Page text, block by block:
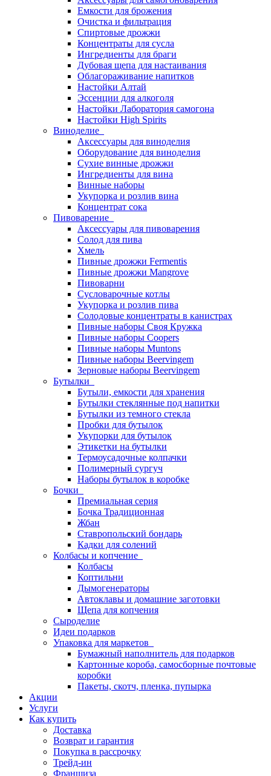
Емкости для брожения
Очистка и фильтрация
Спиртовые дрожжи
Концентраты для сусла
Ингредиенты для браги
Дубовая щепа для настаивания
Облагораживание напитков
Настойки Алтай
Эссенции для алкоголя
Настойки Лаборатория самогона
Настойки High Spirits
Виноделие
Аксессуары для виноделия
Оборудование для виноделия
Сухие винные дрожжи
Ингредиенты для вина
Винные наборы
Укупорка и розлив вина
Концентрат сока
Пивоварение
Аксессуары для пивоварения
Солод для пива
Хмель
Пивные дрожжи Fermentis
Пивные дрожжи Mangrove
Пивоварни
Сусловарочные котлы
Укупорка и розлив пива
Солодовые концентраты в канистрах
Пивные наборы Своя Кружка
Пивные наборы Coopers
Пивные наборы Muntons
Пивные наборы Beervingem
Зерновые наборы Beervingem
Бутылки
Бутыли, емкости для хранения
Бутылки стеклянные под напитки
Бутылки из темного стекла
Пробки для бутылок
Укупорки для бутылок
Этикетки на бутылки
Термоусадочные колпачки
Полимерный сургуч
Наборы бутылок в коробке
Бочки
Премиальная серия
Бочка Традиционная
Жбан
Ставропольский бондарь
Кадки для солений
Колбасы и копчение
Колбасы
Коптильни
Дымогенераторы
Автоклавы и домашние заготовки
Щепа для копчения
Сыроделие
Идеи подарков
Упаковка для маркетов
Бумажный наполнитель для подарков
Картонные короба, самосборные почтовые
коробки
Пакеты, скотч, пленка, пупырка
Акции
Услуги
Как купить
Доставка
Возврат и гарантия
Покупка в рассрочку
Трейд-ин
Франшиза